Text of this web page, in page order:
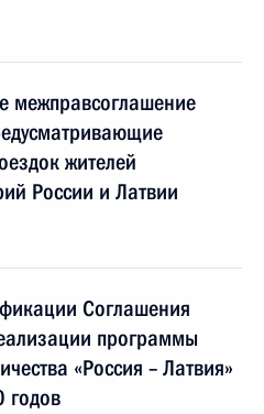
межправсоглашение
жителей
России и Латвии
Соглашения
программы
«Россия – Латвия»
годов